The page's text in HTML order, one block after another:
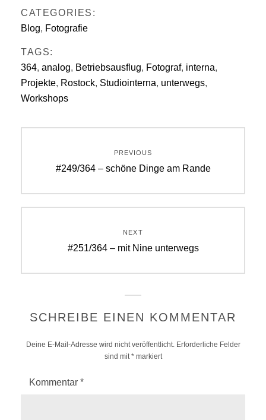
CATEGORIES:
Blog, Fotografie
TAGS:
364, analog, Betriebsausflug, Fotograf, interna,
Projekte, Rostock, Studiointerna, unterwegs,
Workshops
PREVIOUS
Previous
#249/364 – schöne Dinge am Rande
NEXT
Next
#251/364 – mit Nine unterwegs
SCHREIBE EINEN KOMMENTAR
Deine E-Mail-Adresse wird nicht veröffentlicht. Erforderliche Felder
sind mit *markiert
Kommentar *